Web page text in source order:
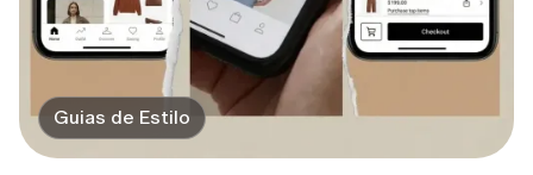
Guias de Estilo